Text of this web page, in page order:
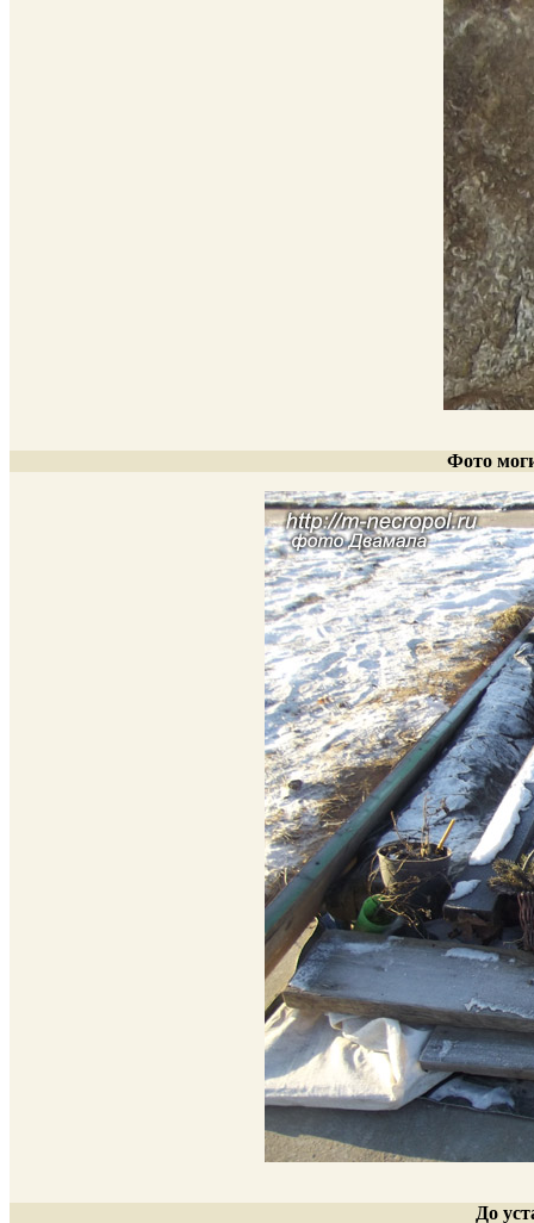
Фото
До